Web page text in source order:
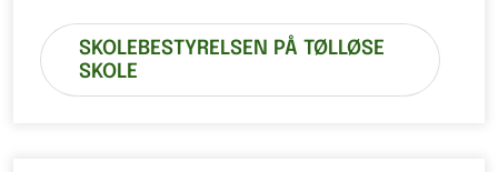
SKOLEBESTYRELSEN PÅ TØLLØSE
SKOLE